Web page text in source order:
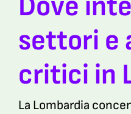
Dove
settori e
critici in
La Lombardia